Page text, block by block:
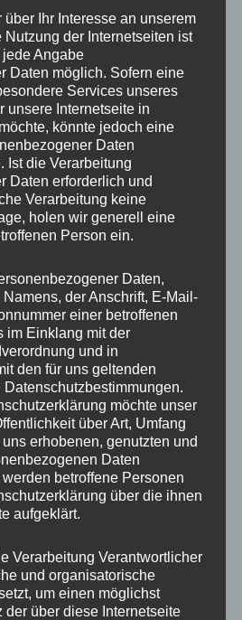
SL-02
18
35
Flow Forming
JR WHEELS
5×112
72,6 mm
72.6
112 mm
690
Ihr Interesse an unserem
der Internetseiten ist
Angabe
Daten möglich. Sofern eine
Services unseres
unsere Internetseite in
könnte jedoch eine
Daten
Ist die Verarbeitung
Daten erforderlich und
Verarbeitung keine
holen wir generell eine
Person ein.
Daten,
der Anschrift, E-Mail-
einer betroffenen
im Einklang mit der
und in
den für uns geltenden
Datenschutzbestimmungen.
möchte unser
über Art, Umfang
erhobenen, genutzten und
Daten
betroffene Personen
über die ihnen
aufgeklärt.
Verarbeitung Verantwortlicher
und organisatorische
um einen möglichst
der über diese Internetseite